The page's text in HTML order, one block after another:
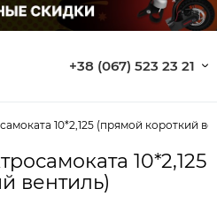
+38 (067) 523 23 21
10*2,125 (прямой короткий
10*2,125
вентиль)